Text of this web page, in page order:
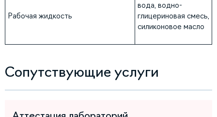
Рабочая жидкость
вода, водно-
глицериновая смесь,
силиконовое масло
Сопутствующие услуги